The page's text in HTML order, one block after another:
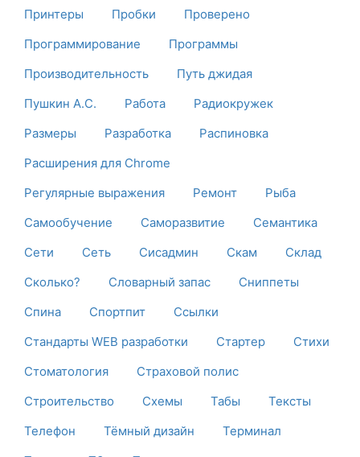
Принтеры
Пробки
Проверено
Программирование
Программы
Производительность
Путь джидая
Пушкин А.С.
Работа
Радиокружек
Размеры
Разработка
Распиновка
Расширения для Chrome
Регулярные выражения
Ремонт
Рыба
Самообучение
Саморазвитие
Семантика
Сети
Сеть Сисадмин Скам
Склад
Сколько?
Словарный запас
Сниппеты
Спина
Спортпит
Ссылки
Стандарты WEB разработки
Стартер
Стихи
Стоматология
Страховой полис
Строительство
Схемы Табы
Тексты
Телефон
Тёмный дизайн
Терминал